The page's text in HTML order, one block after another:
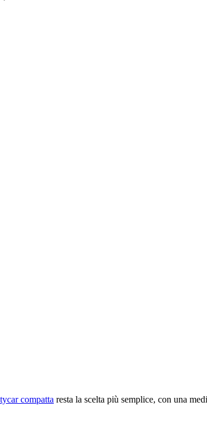
compatta resta la scelta più semplice, con una